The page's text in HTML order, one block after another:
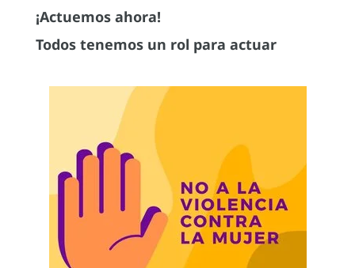
¡Actuemos ahora!
Todos tenemos un rol para actuar